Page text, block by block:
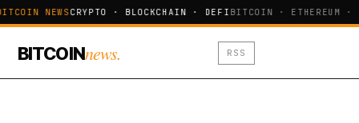
NEWSCRYPTO · BLOCKCHAIN · DEFIBITCOIN · ETHEREUM ·
BITCOINnews. RSS